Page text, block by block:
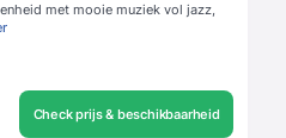
met mooie muziek vol jazz,
Check prijs & beschikbaarheid